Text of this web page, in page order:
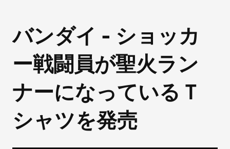
バンダイ - ショッカ
ー戦闘員が聖火ラン
ナーになっているＴ
シャツを発売